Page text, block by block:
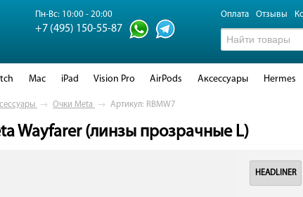
Пн-Вс: 10:00 - 20:00
+7 (495) 150-55-87
Оплата Отзывы
Mac iPad Vision Pro AirPods Аксессуары Hermes
→ Очки Meta → Артикул: RBMW7
Wayfarer (линзы прозрачные L)
HEADLINER